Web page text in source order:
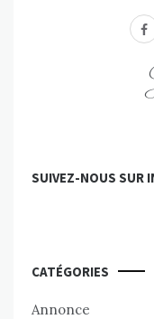
SUIVEZ-NOUS SUR
CATÉGORIES
Annonce